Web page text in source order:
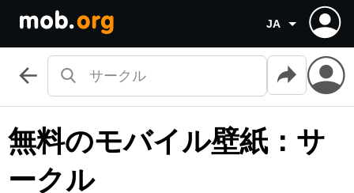
JA
無料のモバイル壁紙：サ
ークル